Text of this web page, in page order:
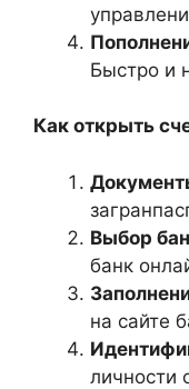
Быстро и
Как открыть
Выбор
банк
на сайте
личности